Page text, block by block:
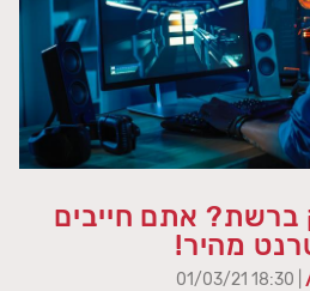
אתם חייבים
מהיר!